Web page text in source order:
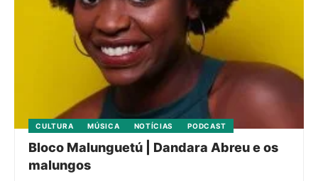
CULTURA MÚSICA NOTÍCIAS PODCAST
Bloco Malunguetú | Dandara Abreu e os
malungos